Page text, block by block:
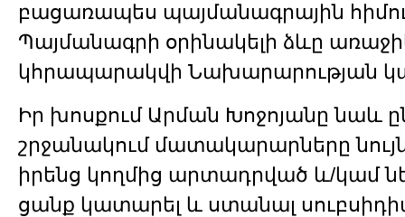
բացառապես պայմանագրային
Պայմանագրի օրինակելի ձևը
կհրապարակվի Նախարարության
Իր խոսքում Արման Խոջոյանը նաև
շրջանակում մատակարարները
իրենց կողմից արտադրված և/կամ
ցանք կատարել և ստանալ